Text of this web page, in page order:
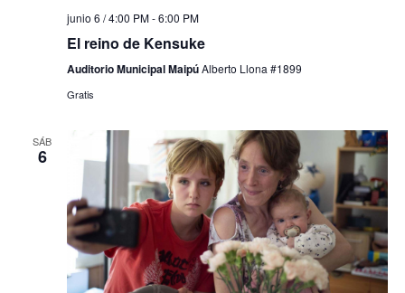
junio 6 / 4:00 PM-6:00 PM
El reino de Kensuke
Auditorio Municipal MaipúAlberto Llona #1899
Gratis
SÁB
6